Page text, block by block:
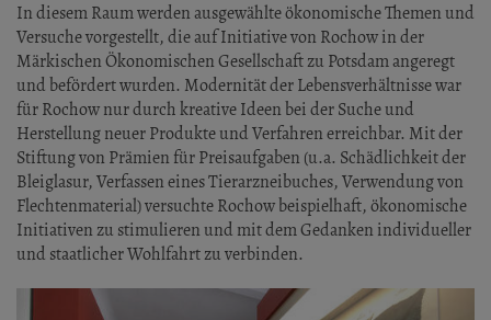
In diesem Raum werden ausgewählte ökonomische Themen und
Versuche vorgestellt, die auf Initiative von Rochow in der
Märkischen Ökonomischen Gesellschaft zu Potsdam angeregt
und befördert wurden. Modernität der Lebensverhältnisse war
für Rochow nur durch kreative Ideen bei der Suche und
Herstellung neuer Produkte und Verfahren erreichbar. Mit der
Stiftung von Prämien für Preisaufgaben (u.a. Schädlichkeit der
Bleiglasur, Verfassen eines Tierarzneibuches, Verwendung von
Flechtenmaterial) versuchte Rochow beispielhaft, ökonomische
Initiativen zu stimulieren und mit dem Gedanken individueller
und staatlicher Wohlfahrt zu verbinden.